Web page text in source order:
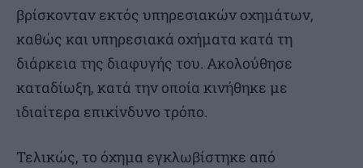
βρίσκονταν εκτός υπηρεσιακών οχημάτων,
καθώς και υπηρεσιακά οχήματα κατά τη
διάρκεια της διαφυγής του. Ακολούθησε
καταδίωξη, κατά την οποία κινήθηκε με
ιδιαίτερα επικίνδυνο τρόπο.
Τελικώς, το όχημα εγκλωβίστηκε από